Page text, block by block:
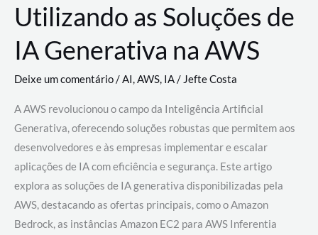
Utilizando as Soluções de
IA Generativa na AWS
Deixe um comentário/AI,AWS, IA/Jefte Costa
A AWS revolucionou o campo da Inteligência Artificial
Generativa, oferecendo soluções robustas que permitem aos
desenvolvedores e às empresas implementar e escalar
aplicações de IA com eficiência e segurança. Este artigo
explora as soluções de IA generativa disponibilizadas pela
AWS, destacando as ofertas principais, como o Amazon
Bedrock, as instâncias Amazon EC2 para AWS Inferentia